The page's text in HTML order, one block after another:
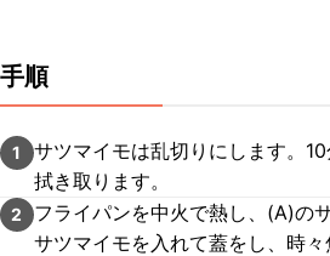
手順
1
サツマイモは乱切りにします。
拭き取ります。
2
フライパンを中火で熱し、(A)の
サツマイモを入れて蓋をし、時